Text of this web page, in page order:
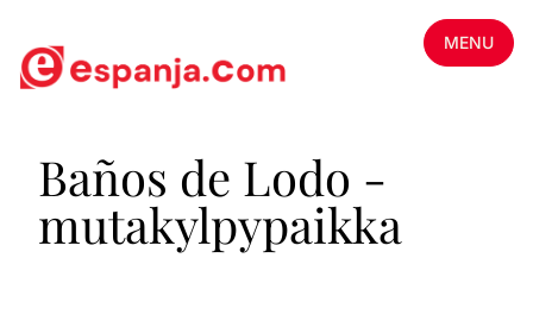
MENU
Baños de Lodo -
mutakylpypaikka